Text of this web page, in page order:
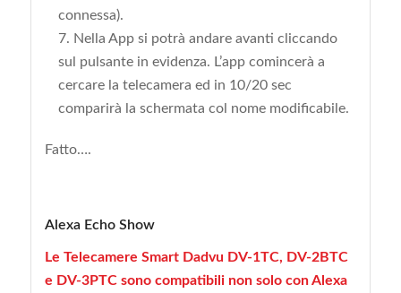
connessa).
Nella App si potrà andare avanti cliccando
sul pulsante in evidenza. L’app comincerà a
cercare la telecamera ed in 10/20 sec
comparirà la schermata col nome modificabile.
Fatto….
Alexa Echo Show
Le Telecamere Smart Dadvu DV-1TC, DV-2BTC
e DV-3PTC sono compatibili non solo con Alexa